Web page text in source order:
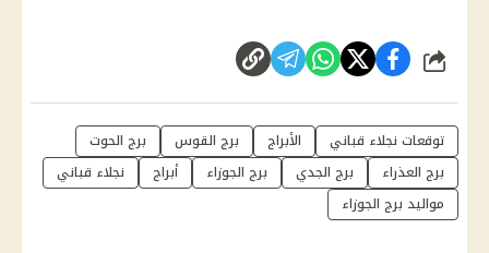
شارك
توقعات نجلاء قباني الأبراج برج القوس
برج الحوت
برج العذراء
برج الجدي برج الجوزاء أبراج
نجلاء قباني
مواليد برج الجوزاء